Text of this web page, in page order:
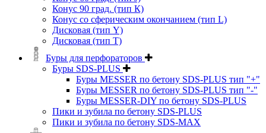
Конус 90 град. (тип К)
Конус со сферическим окончанием (тип L)
Дисковая (тип Y)
Дисковая (тип Т)
Буры для перфораторов
Буры SDS-PLUS
Буры MESSER по бетону SDS-PLUS тип "+"
Буры MESSER по бетону SDS-PLUS тип "-"
Буры MESSER-DIY по бетону SDS-PLUS
Пики и зубила по бетону SDS-PLUS
Пики и зубила по бетону SDS-MAX